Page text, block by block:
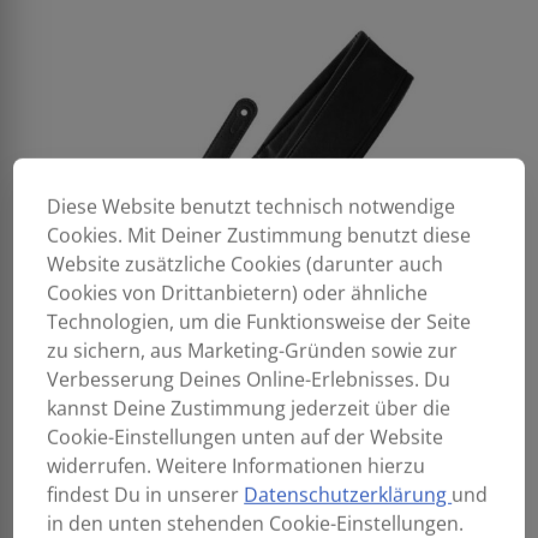
Diese Website benutzt technisch notwendige
Cookies. Mit Deiner Zustimmung benutzt diese
Website zusätzliche Cookies (darunter auch
Cookies von Drittanbietern) oder ähnliche
Technologien, um die Funktionsweise der Seite
zu sichern, aus Marketing-Gründen sowie zur
Verbesserung Deines Online-Erlebnisses. Du
kannst Deine Zustimmung jederzeit über die
Cookie-Einstellungen unten auf der Website
widerrufen. Weitere Informationen hierzu
findest Du in unserer Datenschutzerklärung und
in den unten stehenden Cookie-Einstellungen.